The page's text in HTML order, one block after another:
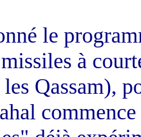
le
à
Qassam),